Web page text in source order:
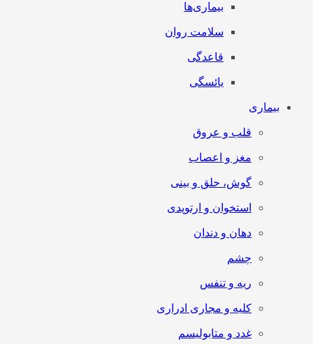
بیماری‌ها
سلامت روان
قاعدگی
یائسگی
بیماری
قلب و عروق
مغز و اعصاب
گوش، حلق و بینی
استخوان و ارتوپدی
دهان و دندان
چشم
ریه و تنفس
کلیه و مجاری ادراری
غدد و متابولیسم